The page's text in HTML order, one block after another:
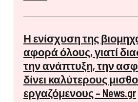
Η ενίσχυση της
αφορά όλους, γιατί
την ανάπτυξη, την
δίνει καλύτερους
εργαζόμενους – News.gr